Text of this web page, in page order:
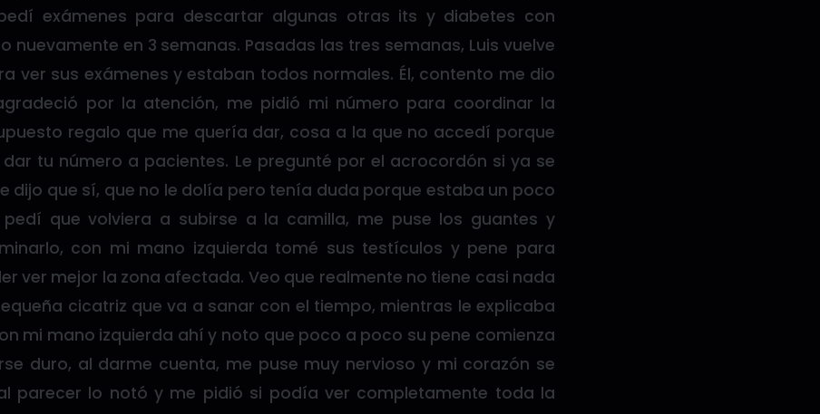
exámenes para descartar algunas otras its y diabetes con
nuevamente en 3 semanas. Pasadas las tres semanas, Luis vuelve
ver sus exámenes y estaban todos normales. Él, contento me dio
por la atención, me pidió mi número para coordinar la
regalo que me quería dar, cosa a la que no accedí porque
tu número a pacientes. Le pregunté por el acrocordón si ya se
dijo que sí, que no le dolía pero tenía duda porque estaba un poco
pedí que volviera a subirse a la camilla, me puse los guantes y
con mi mano izquierda tomé sus testículos y pene para
ver mejor la zona afectada. Veo que realmente no tiene casi nada
cicatriz que va a sanar con el tiempo, mientras le explicaba
mi mano izquierda ahí y noto que poco a poco su pene comienza
duro, al darme cuenta, me puse muy nervioso y mi corazón se
parecer lo notó y me pidió si podía ver completamente toda la